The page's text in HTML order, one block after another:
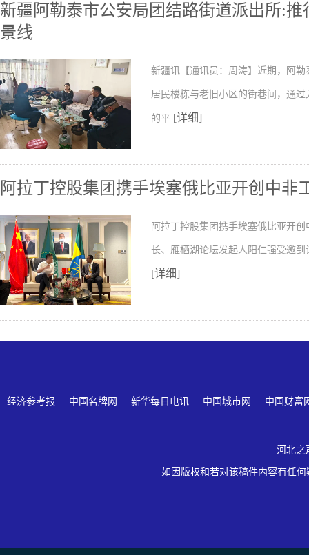
新疆阿勒泰市公安局团结路街道派出所:推
景线
新疆讯【通讯员：周涛】近期，阿
居民楼栋与老旧小区的街巷间，通
的平 [详细]
阿拉丁控股集团携手埃塞俄比亚开创中非
阿拉丁控股集团携手埃塞俄比亚开
长、雁栖湖论坛发起人阳仁强受邀
[详细]
经济参考报 中国名牌网 新华每日电讯 中国城市网 中国财富
河北之
如因版权和若对该稿件内容有任